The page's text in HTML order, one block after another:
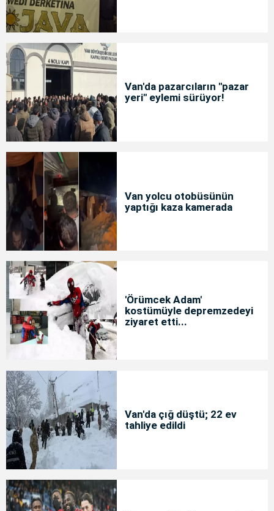
Van'da pazarcıların "pazar
yeri" eylemi sürüyor!
Van yolcu otobüsünün
yaptığı kaza kamerada
'Örümcek Adam'
kostümüyle depremzedeyi
ziyaret etti...
Van'da çığ düştü; 22 ev
tahliye edildi